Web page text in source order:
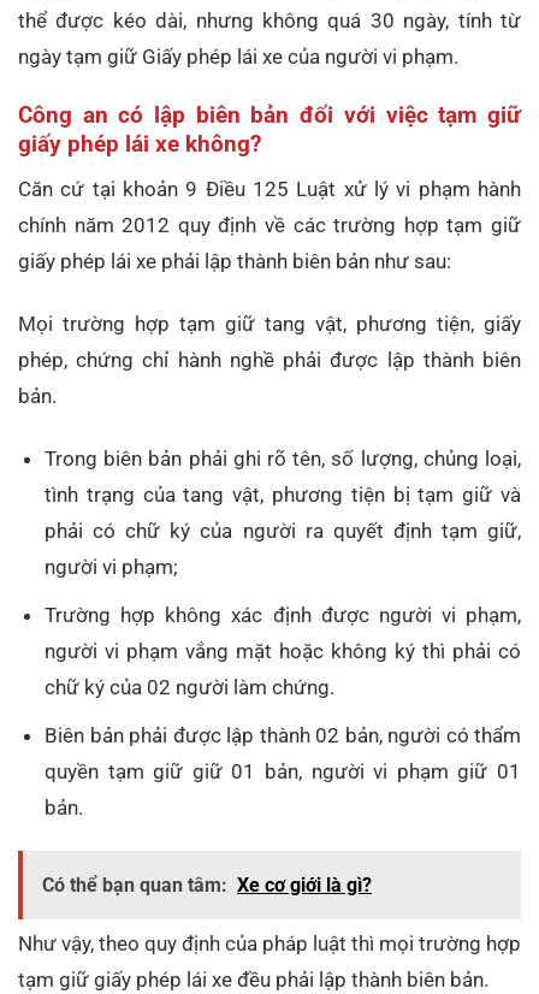
thể được kéo dài, nhưng không quá 30 ngày, tính từ
ngày tạm giữ Giấy phép lái xe của người vi phạm.
Công an có lập biên bản đối với việc tạm giữ
giấy phép lái xe không?
Căn cứ tại khoản 9 Điều 125 Luật xử lý vi phạm hành
chính năm 2012 quy định về các trường hợp tạm giữ
giấy phép lái xe phải lập thành biên bản như sau:
Mọi trường hợp tạm giữ tang vật, phương tiện, giấy
phép, chứng chỉ hành nghề phải được lập thành biên
bản.
Trong biên bản phải ghi rõ tên, số lượng, chủng loại,
tình trạng của tang vật, phương tiện bị tạm giữ và
phải có chữ ký của người ra quyết định tạm giữ,
người vi phạm;
Trường hợp không xác định được người vi phạm,
người vi phạm vắng mặt hoặc không ký thì phải có
chữ ký của 02 người làm chứng.
Biên bản phải được lập thành 02 bản, người có thẩm
quyền tạm giữ giữ 01 bản, người vi phạm giữ 01
bản.
Có thể bạn quan tâm: Xe cơ giới là gì?
Như vậy, theo quy định của pháp luật thì mọi trường hợp
tạm giữ giấy phép lái xe đều phải lập thành biên bản.